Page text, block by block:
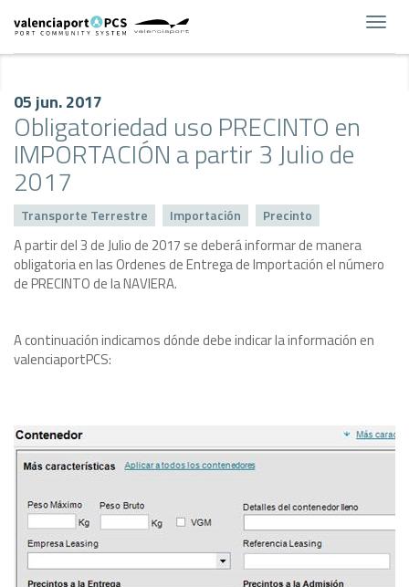
05 jun. 2017
Obligatoriedad uso PRECINTO en
IMPORTACIÓN a partir 3 Julio de
2017
Transporte Terrestre Importación Precinto
A partir del 3 de Julio de 2017 se deberá informar de manera
obligatoria en las Ordenes de Entrega de Importación el número
de PRECINTO de la NAVIERA.
A continuación indicamos dónde debe indicar la información en
valenciaportPCS: